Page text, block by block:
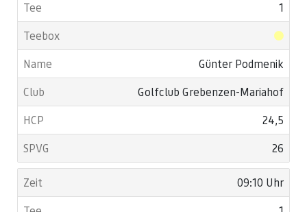
1
Günter Podmenik
Golfclub Grebenzen-Mariahof
24,5
26
09:10 Uhr